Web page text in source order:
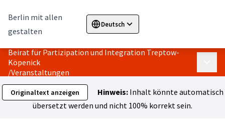
Berlin mit allen
gestalten
Deutsch
Sprache wählen
Beirat für Partizipation und Integration Treptow-
Köpenick
/Veranstaltungen
Originaltext anzeigen Hinweis:Inhalt könnte automatisch
übersetzt werden und nicht 100% korrekt sein.